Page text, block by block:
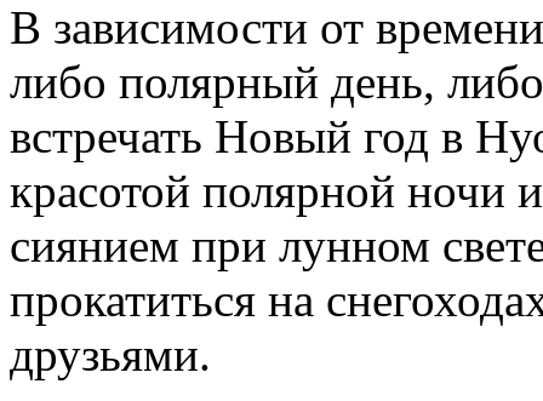
В зависимости от
либо полярный день,
встречать Новый год в
красотой полярной
сиянием при лунном
прокатиться на
друзьями.